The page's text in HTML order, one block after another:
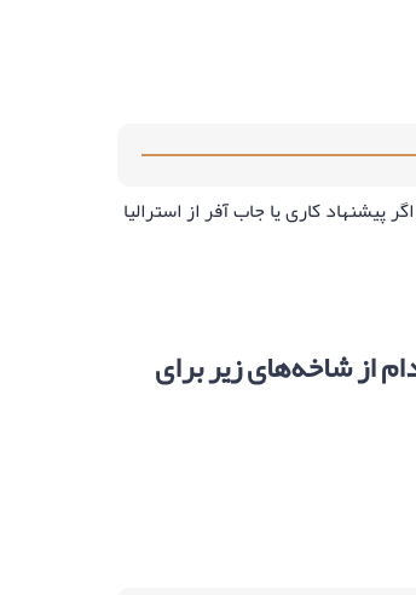
پیشنهاد کاری یا جاب آفر از استرالیا
از شاخه‌های زیر برای